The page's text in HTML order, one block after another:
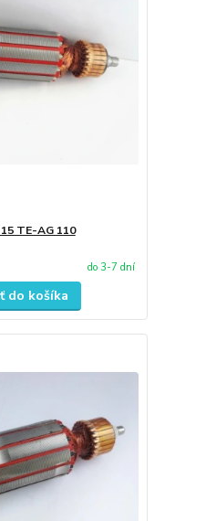
TE-AG 110
do 3-7 dní
do košíka